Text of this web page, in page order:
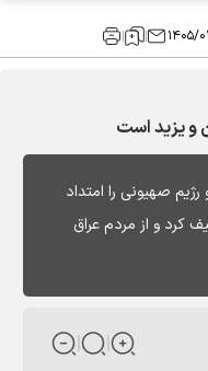
۱۲
یزید است
صهیونی را امتداد
کرد و از مردم عراق